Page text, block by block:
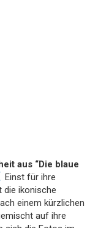
aus “Die blaue
Einst für ihre
die ikonische
einem kürzlichen
auf ihre